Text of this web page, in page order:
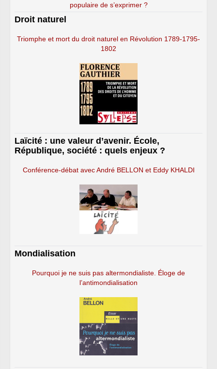
populaire de s’exprimer ?
Droit naturel
Triomphe et mort du droit naturel en Révolution 1789-1795-
1802
Laïcité : une valeur d’avenir. École,
République, société : quels enjeux ?
Conférence-débat avec André BELLON et Eddy KHALDI
Mondialisation
Pourquoi je ne suis pas altermondialiste. Éloge de
l’antimondialisation